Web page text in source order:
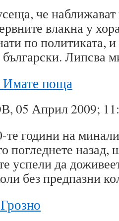
че
влакна у
по политиката,
български. Липсва
поща
05 Април 2009;
години на
погледнете
успели да
без предпазни